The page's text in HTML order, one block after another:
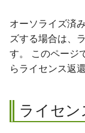
ログを開く
STEP 2 [anti-
After Effects
STEP 3 [オフ
オーソライズ済
ズする場合は、
す。 このページ
らライセンス返
ライセン